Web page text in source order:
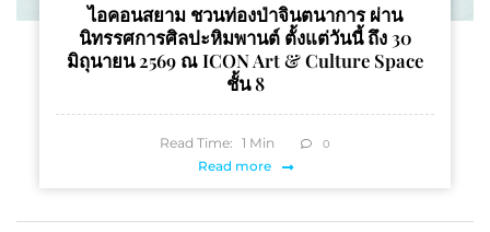
ไอคอนสยาม ชวนท่องป่าจินตนาการ ผ่าน
นิทรรศการศิลปะหิมพานต์ ตั้งแต่วันนี้ ถึง 30
มิถุนายน 2569 ณ ICON Art & Culture Space
ชั้น 8
Read Time: 1 Min 0
Read more